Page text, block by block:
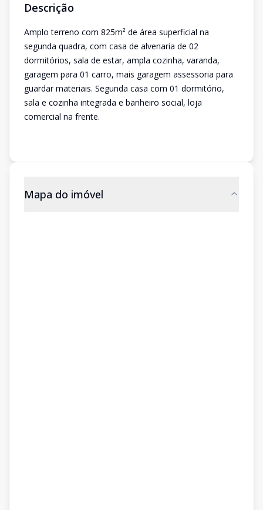
Descrição
Amplo terreno com 825m² de área superficial na
segunda quadra, com casa de alvenaria de 02
dormitórios, sala de estar, ampla cozinha, varanda,
garagem para 01 carro, mais garagem assessoria para
guardar materiais. Segunda casa com 01 dormitório,
sala e cozinha integrada e banheiro social, loja
comercial na frente.
Mapa do imóvel